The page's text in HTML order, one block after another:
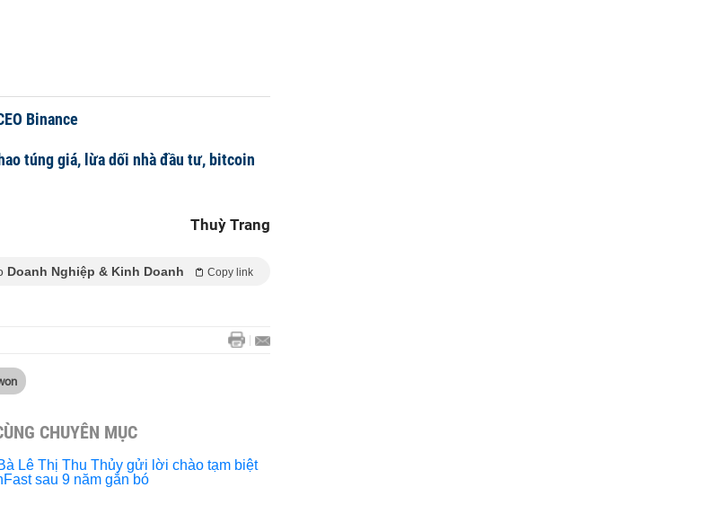
Binance
túng giá, lừa dối nhà đầu tư, bitcoin
Thuỳ Trang
Doanh Nghiệp & Kinh Doanh Copy link
CHUYÊN MỤC